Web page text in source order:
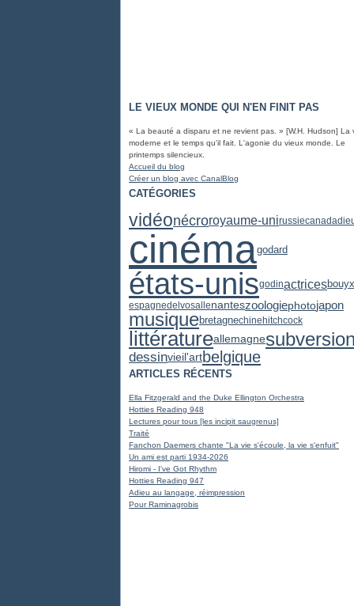
LE VIEUX MONDE QUI N'EN FINIT PAS
« La beauté a disparu et ne revient pas. » [W.H. Hudson] La
moderne et le temps qu'il fait. L'agonie du vieux monde. Le
printemps silencieux.
Accueil du blog
Créer un blog avec CanalBlog
CATÉGORIES
vidéonécroroyaume-unirussiecanada
cinémagodard
états-unisgodinactrices
espagnedelvosallenanteszoologiephotojapon
musiquebretagnechinehitchcock
littératureallemagnesubversion
dessinvieil'artbelgique
ARTICLES RÉCENTS
Ella Fitzgerald and the Duke Ellington Orchestra
Hotties Reading 948
Lectures pour tous [les incipit saugrenus]
Traité
Fanchon Daemers chante "La vie s'écoule, la vie s'enfuit"
Un ami est parti 1934-2026
Hiromi - I've Got Rhythm
Hotties Reading 947
Adieu au langage, réimpression
Pour Raminagrobis